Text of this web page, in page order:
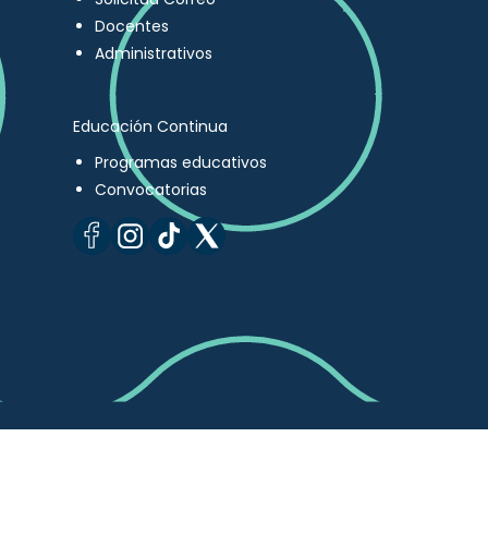
Docentes
Administrativos
Educación Continua
Programas educativos
Convocatorias